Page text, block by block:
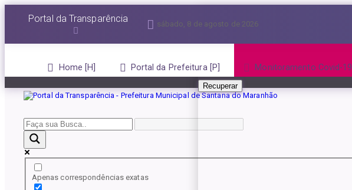
Home Portal da Prefeitura Monitoramento Covid-19
Portal da Transparência sábado, 8 de agosto de 2026
Apenas correspondências exatas
Recuperar